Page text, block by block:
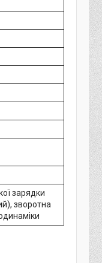
зарядки
зворотна